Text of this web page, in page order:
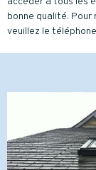
bonne qualité.
veuillez le